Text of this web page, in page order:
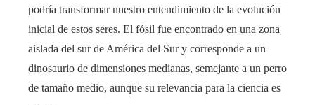
podría transformar nuestro entendimiento de la evolución
inicial de estos seres. El fósil fue encontrado en una zona
aislada del sur de América del Sur y corresponde a un
dinosaurio de dimensiones medianas, semejante a un perro
de tamaño medio, aunque su relevancia para la ciencia es